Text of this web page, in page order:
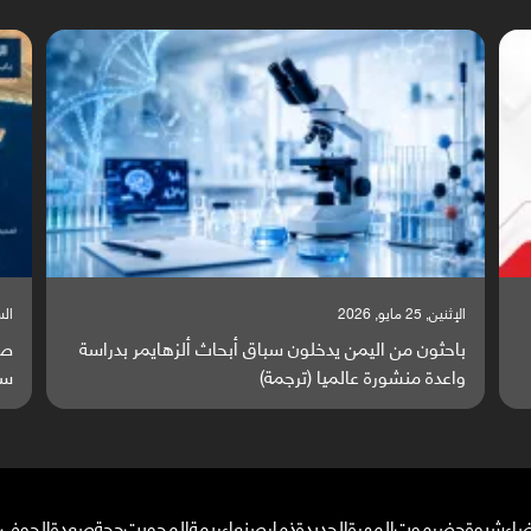
السبت, 23 مايو, 2026
صراع دولي يتصاعد قرب اليمن والبحر الأحمر يتحول إلى
ساحة مواجهة عالمية (ترجمة)